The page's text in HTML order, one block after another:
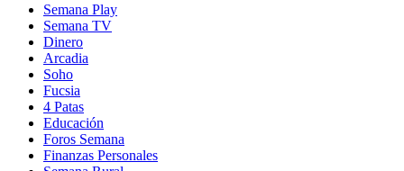
Semana Play
Semana TV
Dinero
Arcadia
Soho
in
new
window
Fucsia
in
new
window
4 Patas
Educación
Foros Semana
Finanzas Personales